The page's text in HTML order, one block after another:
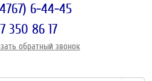
6-44-45
350 86 17
обратный звонок